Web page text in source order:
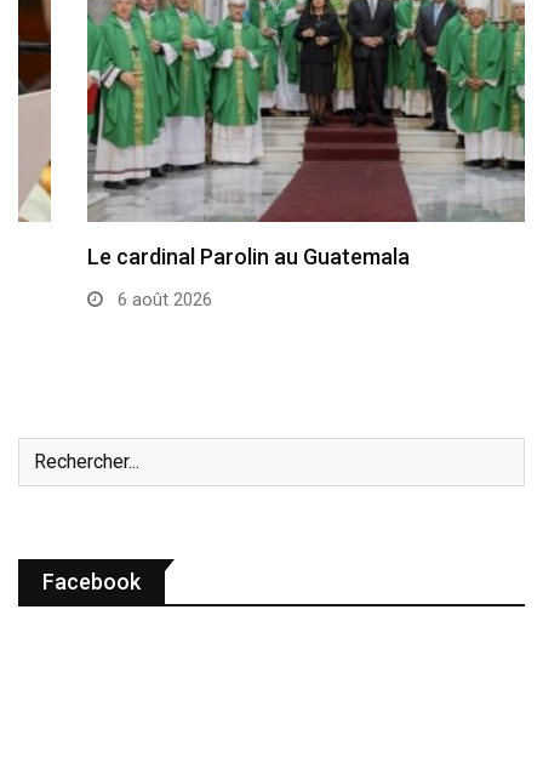
Le cardinal Parolin au Guatemala
6 août 2026
Facebook